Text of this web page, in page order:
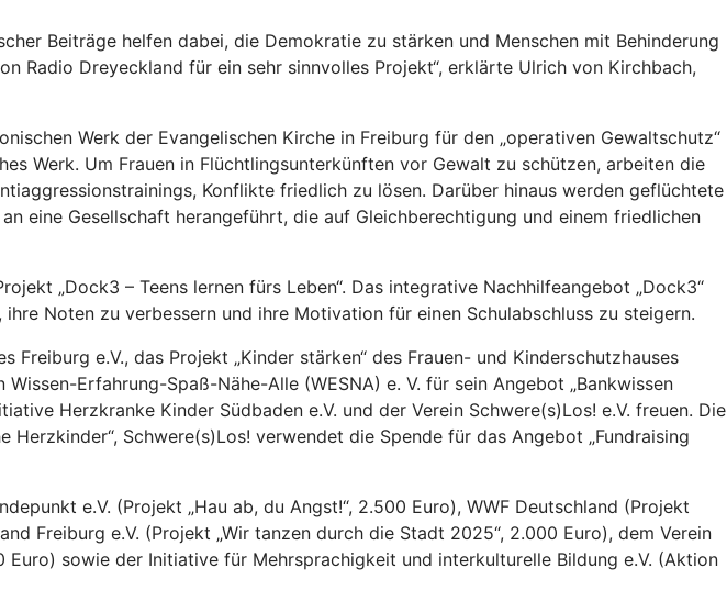
Beiträge helfen dabei, die Demokratie zu stärken und Menschen mit Behinderung
Radio Dreyeckland für ein sehr sinnvolles Projekt“, erklärte Ulrich von Kirchbach,
Werk der Evangelischen Kirche in Freiburg für den „operativen Gewaltschutz“
Werk. Um Frauen in Flüchtlingsunterkünften vor Gewalt zu schützen, arbeiten die
Konflikte friedlich zu lösen. Darüber hinaus werden geflüchtete
eine Gesellschaft herangeführt, die auf Gleichberechtigung und einem friedlichen
„Dock3 – Teens lernen fürs Leben“. Das integrative Nachhilfeangebot „Dock3“
Noten zu verbessern und ihre Motivation für einen Schulabschluss zu steigern.
e.V., das Projekt „Kinder stärken“ des Frauen- und Kinderschutzhauses
Erfahrung-Spaß-Nähe-Alle (WESNA) e. V. für sein Angebot „Bankwissen
Herzkranke Kinder Südbaden e.V. und der Verein Schwere(s)Los! e.V. freuen. Die
Schwere(s)Los! verwendet die Spende für das Angebot „Fundraising
e.V. (Projekt „Hau ab, du Angst!“, 2.500 Euro), WWF Deutschland (Projekt
Freiburg e.V. (Projekt „Wir tanzen durch die Stadt 2025“, 2.000 Euro), dem Verein
Euro) sowie der Initiative für Mehrsprachigkeit und interkulturelle Bildung e.V. (Aktion